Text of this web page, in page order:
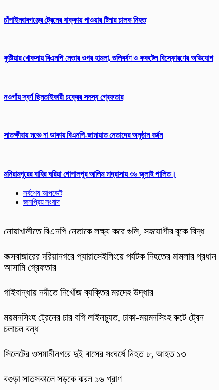
চাঁপাইনবাবগঞ্জের ট্রেনের ধাক্কায় পাওয়ার টিলার চালক নিহত
​কুষ্টিয়ার খোকসায় বিএনপি নেতার ওপর হামলা, গুলিবর্ষণ ও ককটেল বিস্ফোরণের অভিযোগ
নওগাঁয় স্বর্ণ ছিনতাইকারী চক্রের সদস্য গ্রেফতার
সাতক্ষীরায় মঞ্চে না ডাকায় বিএনপি-জামায়াত নেতাদের অনুষ্ঠান বর্জন
মনিরামপুরের বাহির ঘরিয়া গোপালপুর আলিম মাদ্রাসায় ৩৬ জুলাই পালিত।
সর্বশেষ আপডেট
জনপ্রিয় সংবাদ
নোয়াখালীতে বিএনপি নেতাকে লক্ষ্য করে গুলি, সহযোগীর বুকে বিদ্ধ
কক্সবাজারের দরিয়ানগরে প্যারাসেইলিংয়ে পর্যটক নিহতের মামলার প্রধান
আসামি গ্রেফতার
গাইবান্ধায় নদীতে নিখোঁজ ব্যক্তির মরদেহ উদ্ধার
ময়মনসিংহ ট্রেনের চার বগি লাইনচ্যুত, ঢাকা-ময়মনসিংহ রুটে ট্রেন
চলাচল বন্ধ
সিলেটের ওসমানীনগরে দুই বাসের সংঘর্ষে নিহত ৮, আহত ১৩
বগুড়া সাতসকালে সড়কে ঝরল ১৬ প্রাণ